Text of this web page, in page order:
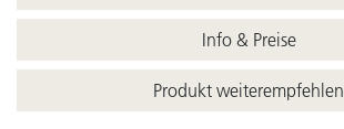
Info & Preise
Produkt weiterempfehlen